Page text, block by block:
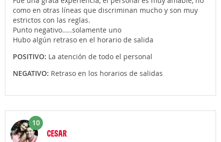
como en otras líneas que discriminan mucho y son muy
estrictos con las reglas.
Punto negativo.....solamente uno
Hubo algún retraso en el horario de salida
POSITIVO: La atención de todo el personal
NEGATIVO: Retraso en los horarios de salidas
10
CESAR